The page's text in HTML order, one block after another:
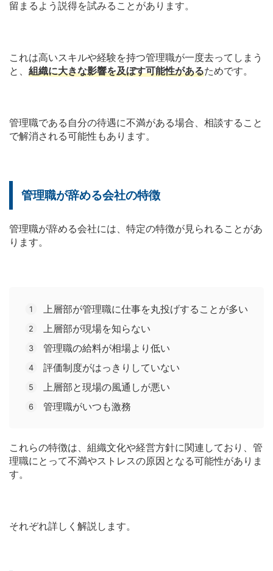
留まるよう説得を試みることがあります。
これは高いスキルや経験を持つ管理職が一度去ってしまう
と、 組織に大きな影響を及ぼす可能性があるためです。
管理職である自分の待遇に不満がある場合、相談すること
で解消される可能性もあります。
管理職が辞める会社の特徴
管理職が辞める会社には、特定の特徴が見られることがあ
ります。
上層部が管理職に仕事を丸投げすることが多い
上層部が現場を知らない
管理職の給料が相場より低い
評価制度がはっきりしていない
上層部と現場の風通しが悪い
管理職がいつも激務
これらの特徴は、組織文化や経営方針に関連しており、管
理職にとって不満やストレスの原因となる可能性がありま
す。
それぞれ詳しく解説します。